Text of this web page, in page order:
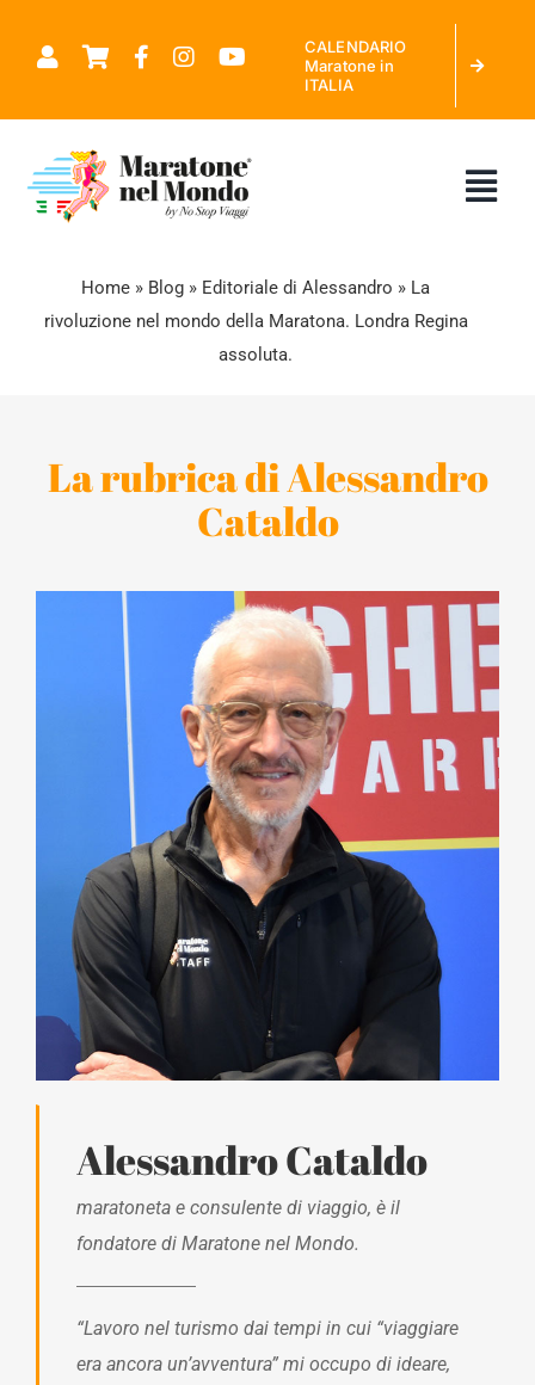
CALENDARIO
Maratone in
ITALIA
CHI SIAMO
MARATONE NEL MONDO
RICHIEDI PREVENTIVO
CONTATTACI
Home » Blog » Editoriale di Alessandro » La
rivoluzione nel mondo della Maratona. Londra Regina
assoluta.
La rubrica di Alessandro
Cataldo
Alessandro Cataldo
maratoneta e consulente di viaggio, è il
fondatore di Maratone nel Mondo.
“Lavoro nel turismo dai tempi in cui “viaggiare
era ancora un’avventura” mi occupo di ideare,